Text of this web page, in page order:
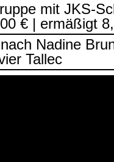
mit JKS-
€ | ermäßigt
Nadine
Tallec